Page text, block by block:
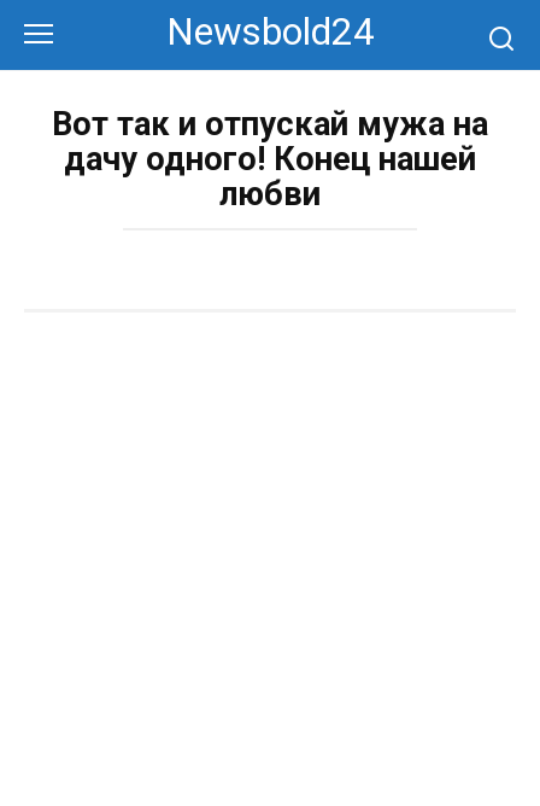
контенту
Newsbold24
Вот так и отпускай мужа на
дачу одного! Конец нашей
любви